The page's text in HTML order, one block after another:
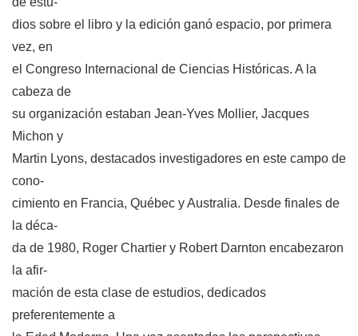
dios sobre el libro y la edición ganó espacio, por primera
vez, en
el Congreso Internacional de Ciencias Históricas. A la
cabeza de
su organización estaban Jean-Yves Mollier, Jacques
Michon y
Martin Lyons, destacados investigadores en este campo de
cono-
cimiento en Francia, Québec y Australia. Desde finales de
la déca-
da de 1980, Roger Chartier y Robert Darnton encabezaron
la afir-
mación de esta clase de estudios, dedicados
preferentemente a